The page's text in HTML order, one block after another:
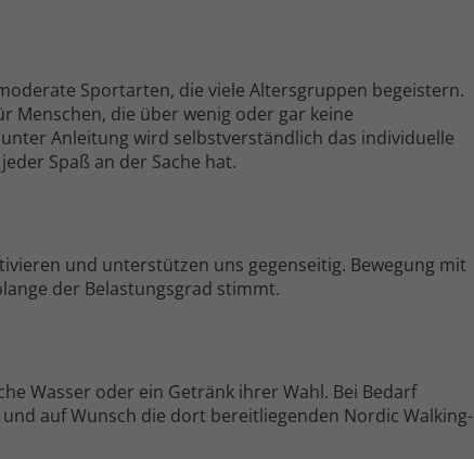
Sport­arten, die viele Alters­gruppen begeistern.
Menschen, die über wenig oder gar keine
Anleitung wird selbst­verständlich das individuelle
Spaß an der Sache hat.
und unter­stützen uns gegenseitig. Bewegung mit
der Belastungs­grad stimmt.
Wasser oder ein Getränk ihrer Wahl. Bei Bedarf
und auf Wunsch die dort bereit­liegenden Nordic Walking-